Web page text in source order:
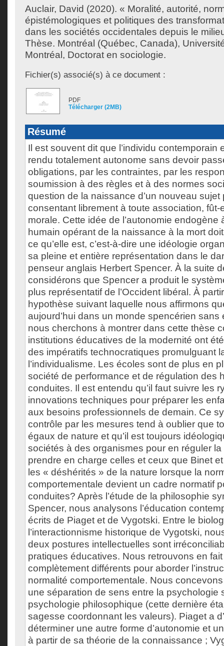
Auclair, David (2020). « Moralité, autorité,
épistémologiques et politiques des
dans les sociétés occidentales depuis le
Thèse. Montréal (Québec, Canada),
Montréal, Doctorat en sociologie.
Fichier(s) associé(s) à ce document :
PDF
Télécharger (2MB)
Résumé
Il est souvent dit que l’individu contemporain
rendu totalement autonome sans devoir
obligations, par les contraintes, par les
soumission à des règles et à des normes
question de la naissance d’un nouveau sujet
consentant librement à toute association, fût-
morale. Cette idée de l’autonomie endogène
humain opérant de la naissance à la mort
ce qu’elle est, c’est-à-dire une idéologie
sa pleine et entière représentation dans le
penseur anglais Herbert Spencer. À la suite
considérons que Spencer a produit le
plus représentatif de l’Occident libéral. À
hypothèse suivant laquelle nous affirmons
aujourd’hui dans un monde spencérien sans
nous cherchons à montrer dans cette thèse
institutions éducatives de la modernité ont
des impératifs technocratiques promulguant
l’individualisme. Les écoles sont de plus en
société de performance et de régulation des
conduites. Il est entendu qu’il faut suivre les
innovations techniques pour préparer les
aux besoins professionnels de demain. Ce
contrôle par les mesures tend à oublier que
égaux de nature et qu’il est toujours
sociétés à des organismes pour en réguler
prendre en charge celles et ceux que Binet
les « déshérités » de la nature lorsque la
comportementale devient un cadre normatif
conduites? Après l’étude de la philosophie
Spencer, nous analysons l’éducation
écrits de Piaget et de Vygotski. Entre le
l’interactionnisme historique de Vygotski,
deux postures intellectuelles sont
pratiques éducatives. Nous retrouvons en
complètement différents pour aborder
normalité comportementale. Nous concevons
une séparation de sens entre la psychologie
psychologie philosophique (cette dernière
sagesse coordonnant les valeurs). Piaget a
déterminer une autre forme d’autonomie et
à partir de sa théorie de la connaissance ;